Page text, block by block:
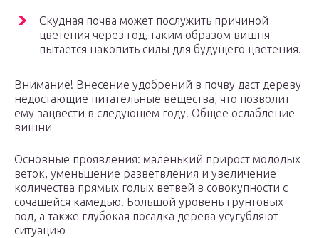
Скудная почва может послужить причиной
цветения через год, таким образом вишня
пытается накопить силы для будущего цветения.
Внимание! Внесение удобрений в почву даст дереву
недостающие питательные вещества, что позволит
ему зацвести в следующем году. Общее ослабление
вишни
Основные проявления: маленький прирост молодых
веток, уменьшение разветвления и увеличение
количества прямых голых ветвей в совокупности с
сочащейся камедью. Большой уровень грунтовых
вод, а также глубокая посадка дерева усугубляют
ситуацию